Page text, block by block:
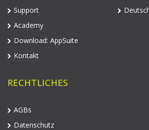
Support
Academy
Download: AppSuite
Kontakt
RECHTLICHES
AGBs
Datenschutz